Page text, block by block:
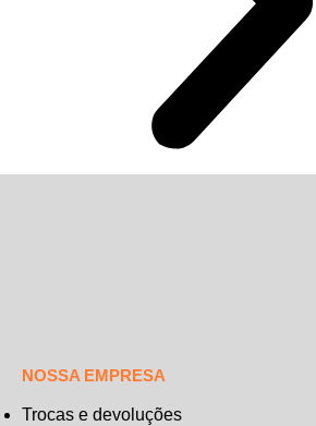
NOSSA EMPRESA
Trocas e devoluções